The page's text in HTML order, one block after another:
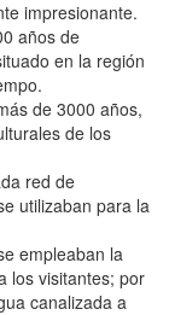
impresionante.
años de
en la región
de 3000 años,
de los
red de
utilizaban para la
empleaban la
los visitantes; por
canalizada a